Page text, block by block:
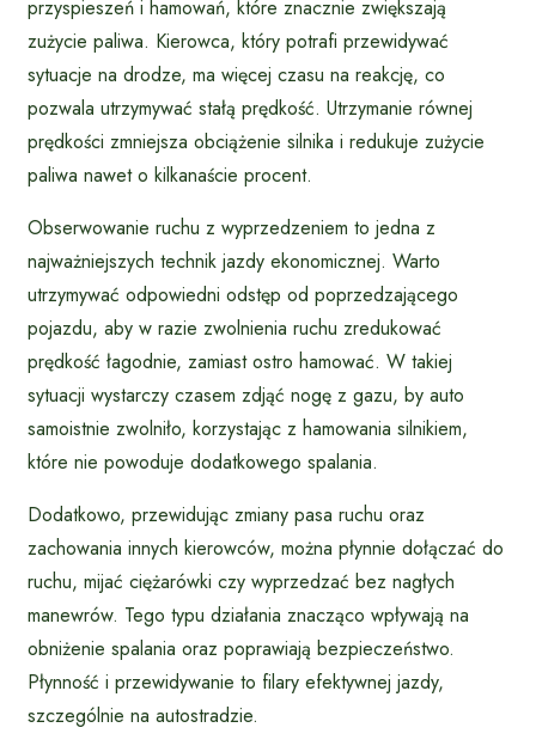
przyspieszeń i hamowań, które znacznie zwiększają
zużycie paliwa. Kierowca, który potrafi przewidywać
sytuacje na drodze, ma więcej czasu na reakcję, co
pozwala utrzymywać stałą prędkość. Utrzymanie równej
prędkości zmniejsza obciążenie silnika i redukuje zużycie
paliwa nawet o kilkanaście procent.
Obserwowanie ruchu z wyprzedzeniem to jedna z
najważniejszych technik jazdy ekonomicznej. Warto
utrzymywać odpowiedni odstęp od poprzedzającego
pojazdu, aby w razie zwolnienia ruchu zredukować
prędkość łagodnie, zamiast ostro hamować. W takiej
sytuacji wystarczy czasem zdjąć nogę z gazu, by auto
samoistnie zwolniło, korzystając z hamowania silnikiem,
które nie powoduje dodatkowego spalania.
Dodatkowo, przewidując zmiany pasa ruchu oraz
zachowania innych kierowców, można płynnie dołączać do
ruchu, mijać ciężarówki czy wyprzedzać bez nagłych
manewrów. Tego typu działania znacząco wpływają na
obniżenie spalania oraz poprawiają bezpieczeństwo.
Płynność i przewidywanie to filary efektywnej jazdy,
szczególnie na autostradzie.